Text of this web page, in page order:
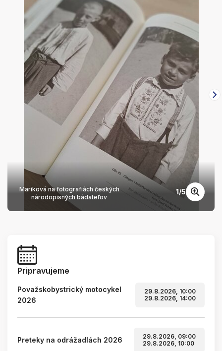
Mariková na fotografiách českých
národopisných bádateľov
1/5
Pripravujeme
Považskobystrický motocykel
2026
29.8.2026, 10:00
29.8.2026, 14:00
Preteky na odrážadlách 2026
29.8.2026, 09:00
29.8.2026, 10:00